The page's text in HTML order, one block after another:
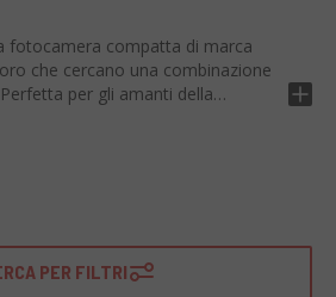
fotocamera compatta di marca
che cercano una combinazione
per gli amanti della
vasta gamma di regolazioni
le esigenze di ogni fotografo.
PER FILTRI